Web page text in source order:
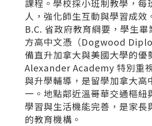
課程。學校採小班制教學，每
人，強化師生互動與學習成效
B.C. 省政府教育綱要，學生畢
方高中文憑（Dogwood
備直升加拿大與美國大學的優
Alexander Academy 特別重
與升學輔導，是留學加拿大高
一。地點鄰近溫哥華交通樞紐
學習與生活機能完善，是家長
的教育機構。